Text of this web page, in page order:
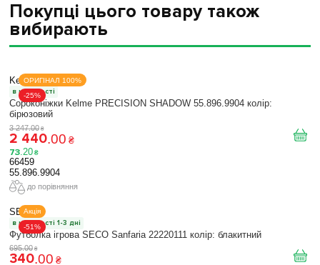
Покупці цього товару також
вибирають
ОРИГІНАЛ 100%
-25%
Kelme
в наявності
Сороконіжки Kelme PRECISION SHADOW 55.896.9904 колір:
бірюзовий
3 247.00 ₴
2 440.00 ₴
73. 20 ₴
66459
55.896.9904
до порівняння
Акція
-51%
SECO
в наявності 1-3 дні
Футболка ігрова SECO Sanfaria 22220111 колiр: блакитний
695.00 ₴
340.00 ₴